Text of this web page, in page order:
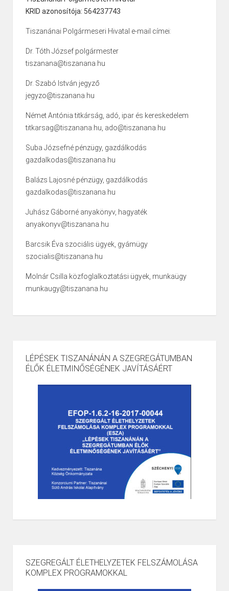
KRID azonosítója: 564237743
Tiszanánai Polgármeseri Hivatal e-mail címei:
Dr. Tóth József polgármester
tiszanana@tiszanana.hu
Dr. Szabó István jegyző
jegyzo@tiszanana.hu
Német Antónia titkárság, adó, ipar és kereskedelem
titkarsag@tiszanana.hu, ado@tiszanana.hu
Suba Józsefné pénzügy, gazdálkodás
gazdalkodas@tiszanana.hu
Balázs Lajosné pénzügy, gazdálkodás
gazdalkodas@tiszanana.hu
Juhász Gáborné anyakönyv, hagyaték
anyakonyv@tiszanana.hu
Barcsik Éva szociális ügyek, gyámügy
szocialis@tiszanana.hu
Molnár Csilla közfoglalkoztatási ügyek, munkaügy
munkaugy@tiszanana.hu
LÉPÉSEK TISZANÁNÁN A SZEGREGÁTUMBAN
ÉLŐK ÉLETMINŐSÉGÉNEK JAVÍTÁSÁÉRT
SZEGREGÁLT ÉLETHELYZETEK FELSZÁMOLÁSA
KOMPLEX PROGRAMOKKAL